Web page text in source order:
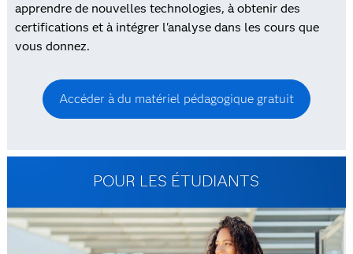
apprendre de nouvelles technologies, à obtenir des
certifications et à intégrer l'analyse dans les cours que
vous donnez.
Accéder à du matériel pédagogique gratuit
POUR LES ÉTUDIANTS